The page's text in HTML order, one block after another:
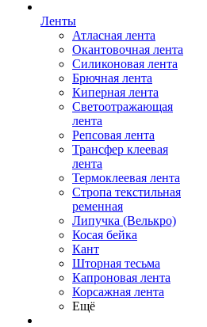
Ленты
Атласная лента
Окантовочная лента
Силиконовая лента
Брючная лента
Киперная лента
Светоотражающая
лента
Репсовая лента
Трансфер клеевая
лента
Термоклеевая лента
Стропа текстильная
ременная
Липучка (Велькро)
Косая бейка
Кант
Шторная тесьма
Капроновая лента
Корсажная лента
Ещё